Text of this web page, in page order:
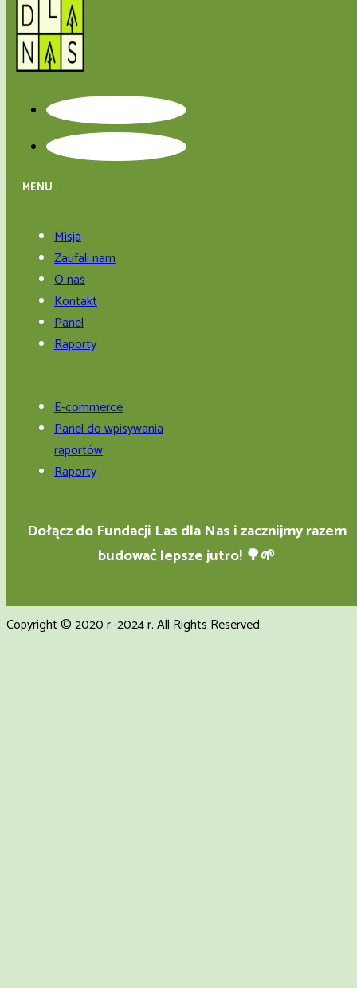
MENU
Misja
Zaufali nam
O nas
Kontakt
Panel
Raporty
E-commerce
Panel do wpisywania
raportów
Raporty
Dołącz do Fundacji Las dla Nas i zacznijmy razem
budować lepsze jutro! 🌳🌱
Copyright © 2020 r.-2024 r. All Rights Reserved.